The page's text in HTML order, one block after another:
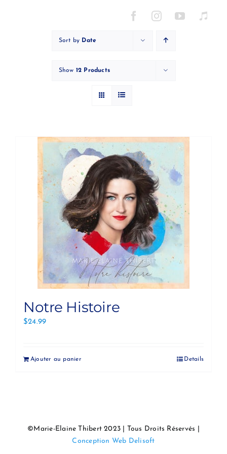
Sort by Date
Show 12 Products
Notre Histoire
$24.99
Ajouter au panier Details
©Marie-Elaine Thibert 2023 | Tous Droits Réservés |
Conception Web Delisoft